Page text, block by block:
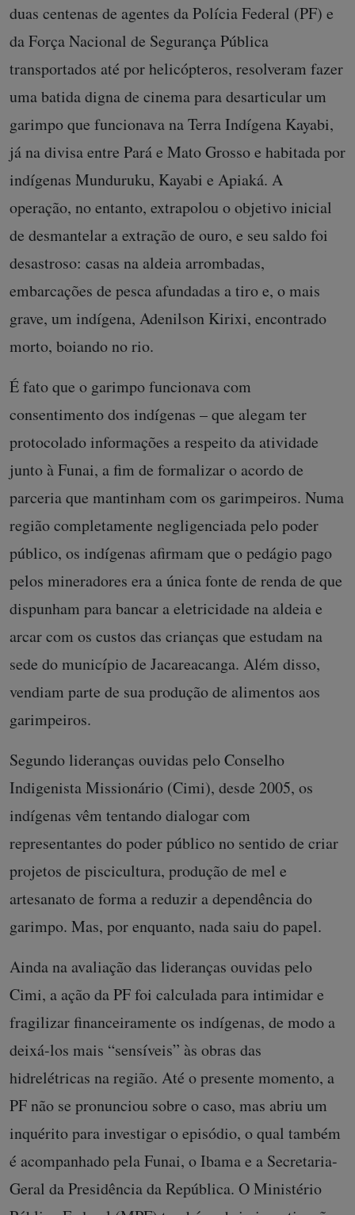
duas centenas de agentes da Polícia Federal (PF) e
da Força Nacional de Segurança Pública
transportados até por helicópteros, resolveram fazer
uma batida digna de cinema para desarticular um
garimpo que funcionava na Terra Indígena Kayabi,
já na divisa entre Pará e Mato Grosso e habitada por
indígenas Munduruku, Kayabi e Apiaká. A
operação, no entanto, extrapolou o objetivo inicial
de desmantelar a extração de ouro, e seu saldo foi
desastroso: casas na aldeia arrombadas,
embarcações de pesca afundadas a tiro e, o mais
grave, um indígena, Adenilson Kirixi, encontrado
morto, boiando no rio.
É fato que o garimpo funcionava com
consentimento dos indígenas – que alegam ter
protocolado informações a respeito da atividade
junto à Funai, a fim de formalizar o acordo de
parceria que mantinham com os garimpeiros. Numa
região completamente negligenciada pelo poder
público, os indígenas afirmam que o pedágio pago
pelos mineradores era a única fonte de renda de que
dispunham para bancar a eletricidade na aldeia e
arcar com os custos das crianças que estudam na
sede do município de Jacareacanga. Além disso,
vendiam parte de sua produção de alimentos aos
garimpeiros.
Segundo lideranças ouvidas pelo Conselho
Indigenista Missionário (Cimi), desde 2005, os
indígenas vêm tentando dialogar com
representantes do poder público no sentido de criar
projetos de piscicultura, produção de mel e
artesanato de forma a reduzir a dependência do
garimpo. Mas, por enquanto, nada saiu do papel.
Ainda na avaliação das lideranças ouvidas pelo
Cimi, a ação da PF foi calculada para intimidar e
fragilizar financeiramente os indígenas, de modo a
deixá-los mais “sensíveis” às obras das
hidrelétricas na região. Até o presente momento, a
PF não se pronunciou sobre o caso, mas abriu um
inquérito para investigar o episódio, o qual também
é acompanhado pela Funai, o Ibama e a Secretaria-
Geral da Presidência da República. O Ministério